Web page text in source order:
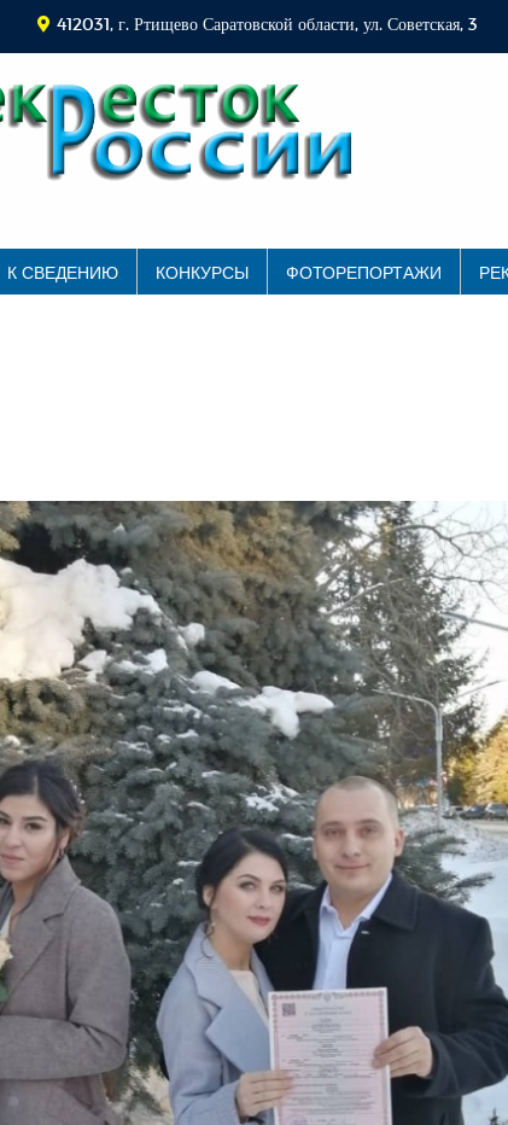
412031, г. Ртищево Саратовской области, ул. Советская, 3
К СВЕДЕНИЮ КОНКУРСЫ ФОТОРЕПОРТАЖИ